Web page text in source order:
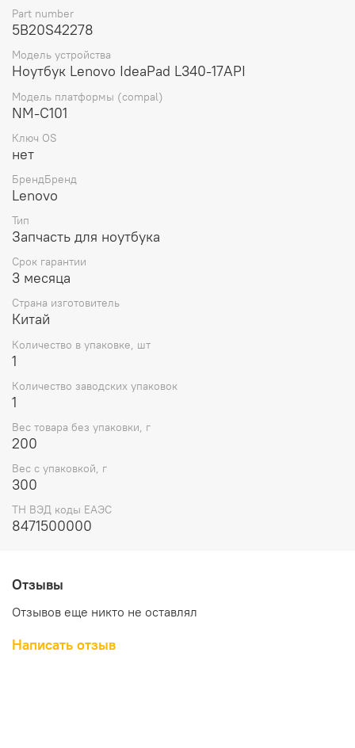
Part number
5B20S42278
Модель устройства
Ноутбук Lenovo IdeaPad L340-17API
Модель платформы (compal)
NM-C101
Ключ OS
нет
БрендБренд
Lenovo
Тип
Запчасть для ноутбука
Срок гарантии
3 месяца
Страна изготовитель
Китай
Количество в упаковке, шт
1
Количество заводских упаковок
1
Вес товара без упаковки, г
200
Вес с упаковкой, г
300
ТН ВЭД коды ЕАЭС
8471500000
Отзывы
Отзывов еще никто не оставлял
Написать отзыв